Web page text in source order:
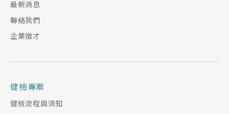
最新消息
聯絡我們
企業徵才
健檢專案
健檢流程與須知